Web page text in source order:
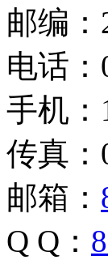
邮编：
电话：
手机：
传真：
邮箱：
Q Q：